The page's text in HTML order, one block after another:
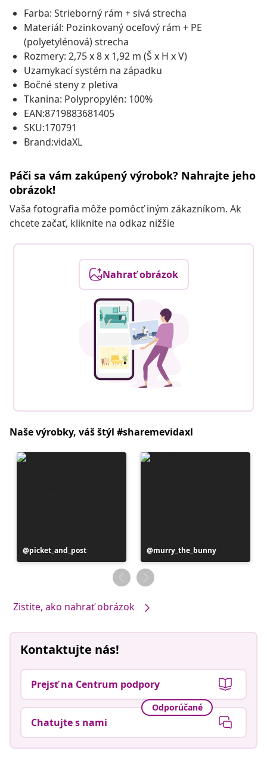
Farba: Strieborný rám + sivá strecha
Materiál: Pozinkovaný oceľový rám + PE
(polyetylénová) strecha
Rozmery: 2,75 x 8 x 1,92 m (Š x H x V)
Uzamykací systém na západku
Bočné steny z pletiva
Tkanina: Polypropylén: 100%
EAN:8719883681405
SKU:170791
Brand:vidaXL
Páči sa vám zakúpený výrobok? Nahrajte jeho
obrázok!
Vaša fotografia môže pomôcť iným zákazníkom. Ak
chcete začať, kliknite na odkaz nižšie
Nahrať obrázok
Naše výrobky, váš štýl #sharemevidaxl
Príspevok
zverejnil
picket_and_post
Príspevok
zverejnil
murry_the_bunny
Zistite, ako nahrať obrázok
Kontaktujte nás!
Prejsť na Centrum podpory
Odporúčané
Chatujte s nami